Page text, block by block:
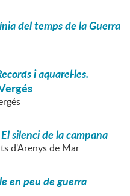
del temps de la Guerra
i aquarel·les.
El silenci de la campana
d'Arenys de Mar
en peu de guerra